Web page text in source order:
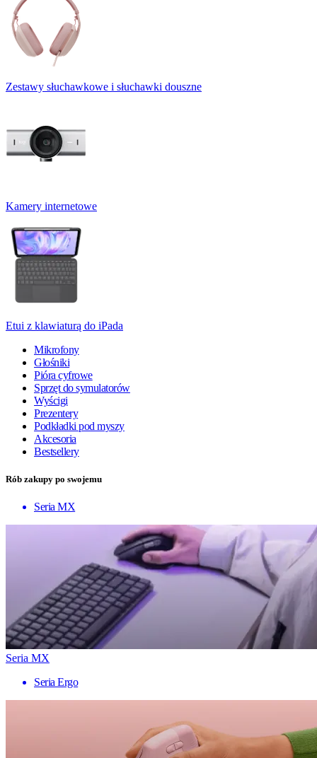
Zestawy słuchawkowe i słuchawki douszne
Kamery internetowe
Etui z klawiaturą do iPada
Mikrofony
Głośniki
Pióra cyfrowe
Sprzęt do symulatorów
Wyścigi
Prezentery
Podkładki pod myszy
Akcesoria
Bestsellery
Rób zakupy po swojemu
Seria MX
Seria MX
Seria Ergo